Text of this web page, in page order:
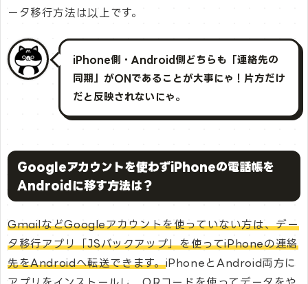
ータ移行方法は以上です。
iPhone側・Android側どちらも「連絡先の
同期」がONであることが大事にゃ！片方だけ
だと反映されないにゃ。
Googleアカウントを使わずiPhoneの電話帳を
Androidに移す方法は？
GmailなどGoogleアカウントを使っていない方は、デー
タ移行アプリ「JSバックアップ」を使ってiPhoneの連絡
先をAndroidへ転送できます。iPhoneとAndroid両方に